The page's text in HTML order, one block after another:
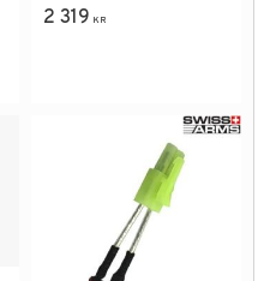
2 319 KR